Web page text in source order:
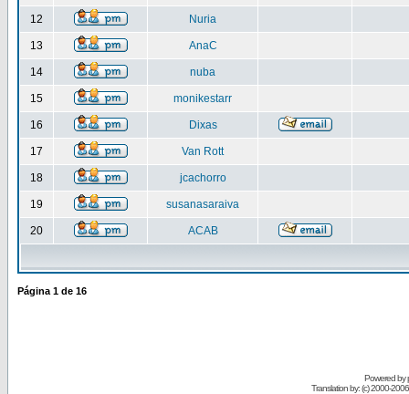
12 Nuria
13 AnaC
14 nuba
15 monikestarr
16 Dixas
17 Van Rott
18 jcachorro
19 susanasaraiva
20 ACAB
Página 1 de 16
Powered by
Translation by: (c) 2000-